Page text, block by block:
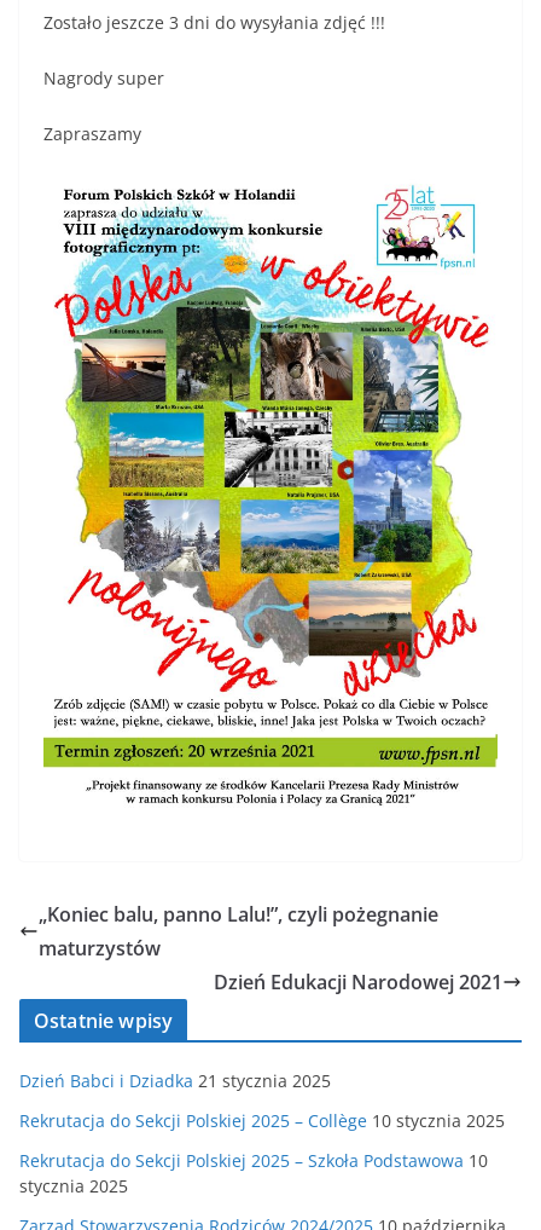
Zostało jeszcze 3 dni do wysyłania zdjęć !!!
Nagrody super
Zapraszamy
„Koniec balu, panno Lalu!”, czyli pożegnanie
maturzystów
Dzień Edukacji Narodowej 2021
Ostatnie wpisy
Dzień Babci i Dziadka 21 stycznia 2025
Rekrutacja do Sekcji Polskiej 2025 – Collège 10 stycznia 2025
Rekrutacja do Sekcji Polskiej 2025 – Szkoła Podstawowa 10
stycznia 2025